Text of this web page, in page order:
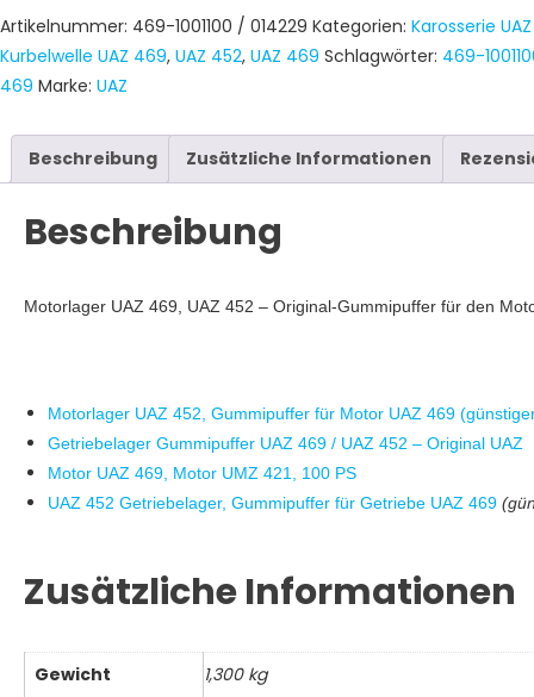
Gummipuffer
für
Motor
–
Original
UAZ,
Stück
Artikelnummer: 469-1001100 / 014229 Kategorien: Karosserie
Kurbelwelle UAZ 469, UAZ 452, UAZ 469 Schlagwörter: 469-
469 Marke: UAZ
Beschreibung Zusätzliche Informationen
Beschreibung
Motorlager UAZ 469, UAZ 452 – Original-Gummipuffer für den
Motorlager UAZ 452, Gummipuffer für Motor UAZ 469
Getriebelager Gummipuffer UAZ 469 / UAZ 452 – Original UAZ
Motor UAZ 469, Motor UMZ 421, 100 PS
UAZ 452 Getriebelager, Gummipuffer für Getriebe UAZ 469
Zusätzliche Informationen
Gewicht 1,300 kg